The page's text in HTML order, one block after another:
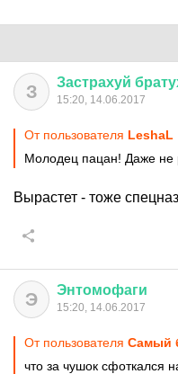
З Застрахуй
15:20, 14.06.2017
От пользователя LeshaL
Молодец пацан! Даже не
Вырастет - тоже
Э Энтомофаги
15:20, 14.06.2017
От пользователя Самый
что за чушок сфоткался